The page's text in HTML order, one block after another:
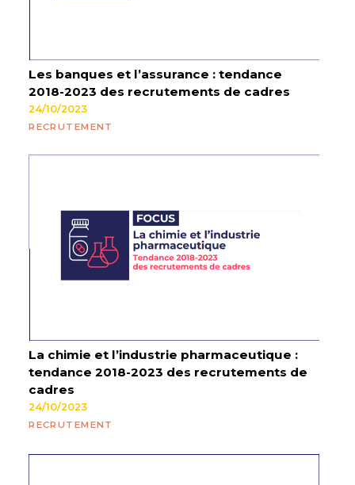
Les banques et l’assurance : tendance
2018-2023 des recrutements de cadres
24/10/2023
RECRUTEMENT
La chimie et l’industrie pharmaceutique :
tendance 2018-2023 des recrutements de
cadres
24/10/2023
RECRUTEMENT